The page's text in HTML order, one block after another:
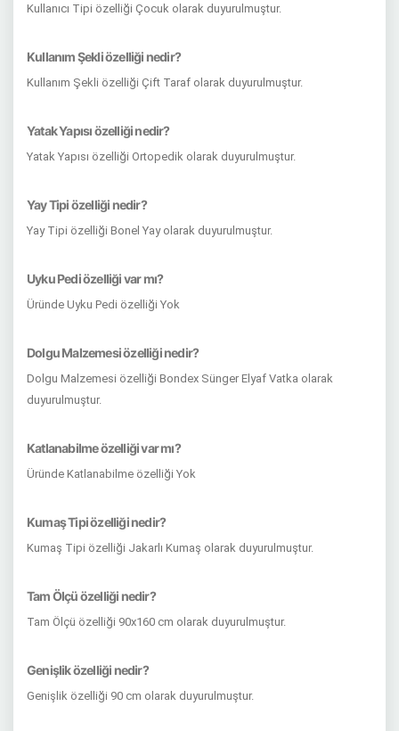
Kullanıcı Tipi özelliği Çocuk olarak duyurulmuştur.
Kullanım Şekli özelliği nedir?
Kullanım Şekli özelliği Çift Taraf olarak duyurulmuştur.
Yatak Yapısı özelliği nedir?
Yatak Yapısı özelliği Ortopedik olarak duyurulmuştur.
Yay Tipi özelliği nedir?
Yay Tipi özelliği Bonel Yay olarak duyurulmuştur.
Uyku Pedi özelliği var mı?
Üründe Uyku Pedi özelliği Yok
Dolgu Malzemesi özelliği nedir?
Dolgu Malzemesi özelliği Bondex Sünger Elyaf Vatka olarak
duyurulmuştur.
Katlanabilme özelliği var mı?
Üründe Katlanabilme özelliği Yok
Kumaş Tipi özelliği nedir?
Kumaş Tipi özelliği Jakarlı Kumaş olarak duyurulmuştur.
Tam Ölçü özelliği nedir?
Tam Ölçü özelliği 90x160 cm olarak duyurulmuştur.
Genişlik özelliği nedir?
Genişlik özelliği 90 cm olarak duyurulmuştur.